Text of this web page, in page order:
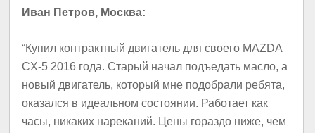
Иван Петров, Москва:
“Купил контрактный двигатель для своего MAZDA
CX-5 2016 года. Старый начал подъедать масло, а
новый двигатель, который мне подобрали ребята,
оказался в идеальном состоянии. Работает как
часы, никаких нареканий. Цены гораздо ниже, чем